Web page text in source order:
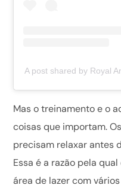
A post shared by Royal
Mas o treinamento e o
coisas que importam.
precisam relaxar antes
Essa é a razão pela
área de lazer com